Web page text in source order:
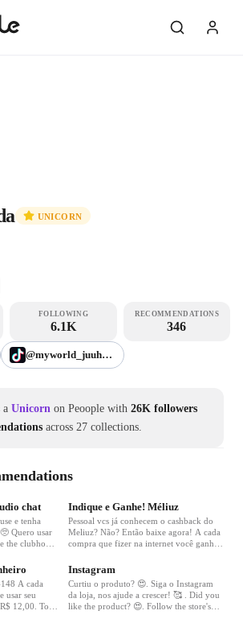
UNICORN
FOLLOWING
6.1K
RECOMMENDATIONS
346
@myworld_juuhalmeida
a Unicorn on Peoople with 26K followers
across 27 collections.
chat
e tenha
usar esta
Indique e Ganhe! Méliuz
Pessoal vcs já conhecem o cashback do
Meliuz? Não? Então baixe agora! A cada
compra que fizer na internet você ganha
Não fica preso na loja não? Adicionando
meu link vc já ganha 5,00. E se vc indica
e o amigo comprar, ganha 30 😉
usar seu
12,00. Todo
❤90
Instagram
Curtiu o produto? 😍. Siga o Instagram
da loja, nos ajude a crescer! 🥰 . Did you
like the product? 😍. Follow the store's
❤39